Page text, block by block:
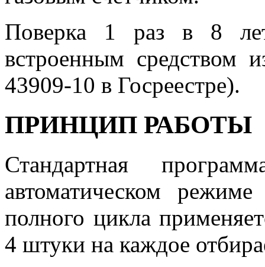
Поверка 1 раз в 8 лет
встроенным средством
43909-10 в Госреестре).
ПРИНЦИП РАБОТЫ
Стандартная
автоматическом
полного цикла
4 штуки на каждое